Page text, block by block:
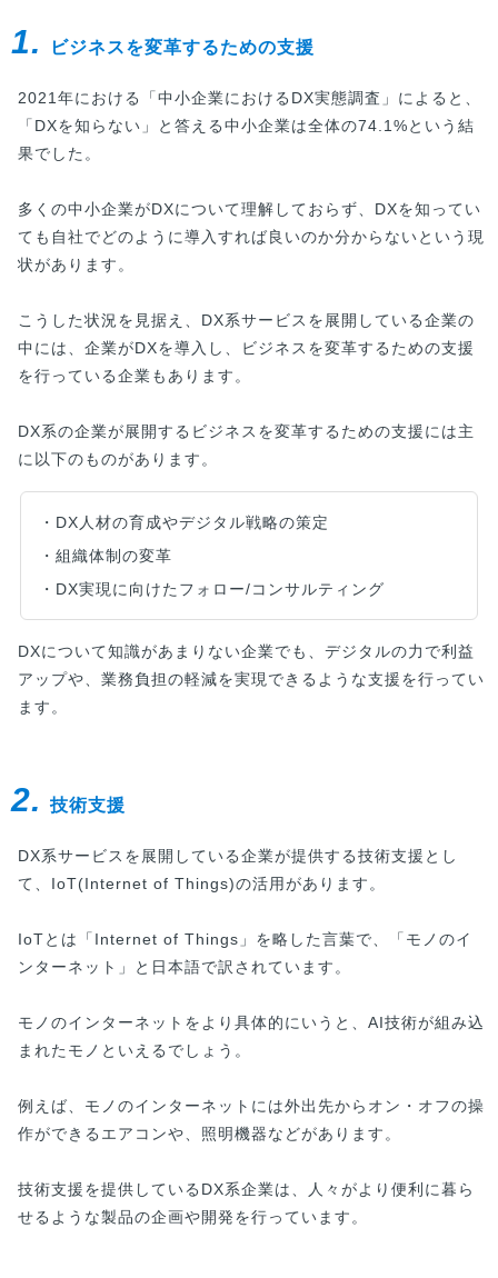
1. ビジネスを変革するための支援
2021年における「中小企業におけるDX実態調査」によると、
「DXを知らない」と答える中小企業は全体の74.1%という結
果でした。
多くの中小企業がDXについて理解しておらず、DXを知ってい
ても自社でどのように導入すれば良いのか分からないという現
状があります。
こうした状況を見据え、DX系サービスを展開している企業の
中には、企業がDXを導入し、ビジネスを変革するための支援
を行っている企業もあります。
DX系の企業が展開するビジネスを変革するための支援には主
に以下のものがあります。
・DX人材の育成やデジタル戦略の策定
・組織体制の変革
・DX実現に向けたフォロー/コンサルティング
DXについて知識があまりない企業でも、デジタルの力で利益
アップや、業務負担の軽減を実現できるような支援を行ってい
ます。
2. 技術支援
DX系サービスを展開している企業が提供する技術支援とし
て、IoT(Internet of Things)の活用があります。
IoTとは「Internet of Things」を略した言葉で、「モノのイ
ンターネット」と日本語で訳されています。
モノのインターネットをより具体的にいうと、AI技術が組み込
まれたモノといえるでしょう。
例えば、モノのインターネットには外出先からオン・オフの操
作ができるエアコンや、照明機器などがあります。
技術支援を提供しているDX系企業は、人々がより便利に暮ら
せるような製品の企画や開発を行っています。